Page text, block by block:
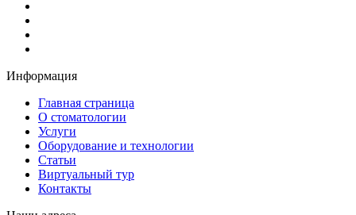
Информация
Главная страница
О стоматологии
Услуги
Оборудование и технологии
Статьи
Виртуальный тур
Контакты